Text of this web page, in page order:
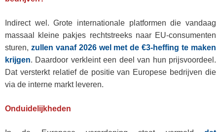
Indirect wel. Grote internationale platformen die vandaag
massaal kleine pakjes rechtstreeks naar EU‑consumenten
sturen, zullen vanaf 2026 wel met de €3‑heffing te maken
krijgen. Daardoor verkleint een deel van hun prijsvoordeel.
Dat versterkt relatief de positie van Europese bedrijven die
via de interne markt leveren.
Onduidelijkheden